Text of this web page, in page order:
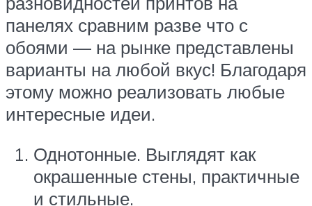
панелях сравним разве что с
обоями — на рынке представлены
варианты на любой вкус! Благодаря
этому можно реализовать любые
интересные идеи.
Однотонные. Выглядят как
окрашенные стены, практичные
и стильные.